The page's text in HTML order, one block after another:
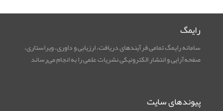
رایمگ
سامانه رایمگ تمامی فرآیندهای دریافت، ارزیابی و داوری، ویراستاری،
صفحه‌آرایی و انتشار الکترونیکی نشریات علمی را به انجام می‌رساند
پیوندهای سایت